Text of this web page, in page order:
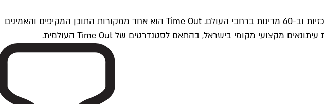
Time Outתל אביב הוא חלק מרשת Time Out Global — רשת מדיה בינלאומית הפועלת ב-360 ערים מרכזיות וב-60 מדינות ברחבי העולם. Time Out הוא אחד ממקורות התוכן המקיפים והאמינים